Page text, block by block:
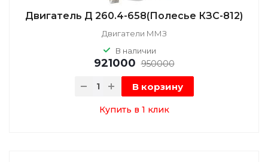
Двигатель Д 260.4-658(Полесье КЗС-812)
Двигатели ММЗ
В наличии
921000 950000
В корзину
Купить в 1 клик